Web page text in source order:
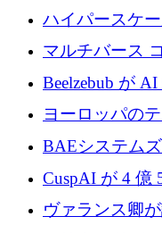
張するために
ハイパースケ
ン コンピュー
ビジョン
マルチバース
ンドで最大 5
Beelzebub が
のために 300
ヨーロッパの
上の取引に 10
BAEシステム
子力タービン
テルスから浮上
CuspAI が 4 億
Resist.UA が
げ、DSIT が廃
ヴァランス卿